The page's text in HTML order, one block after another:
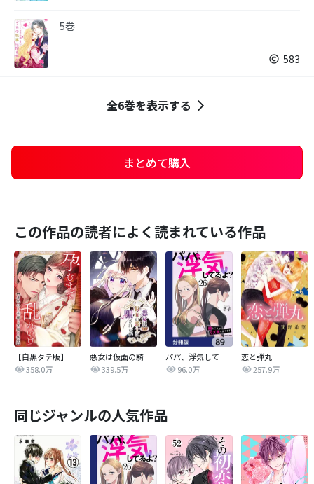
5巻
583
全6巻を表示する
まとめて購入
この作品の読者によく読まれている作品
【白黒タテ版】孕むまで乱れいけ～身代わり花嫁と軍服の猛愛
358.0万
悪女は仮面の騎士に騙されない
339.5万
パパ、浮気してるよ？娘と二人でクズ夫を捨てます【分冊版】
96.0万
恋と弾丸
257.9万
同じジャンルの人気作品